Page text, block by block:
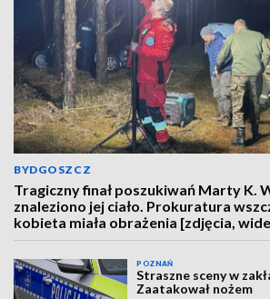
BYDGOSZCZ
Tragiczny finał poszukiwań Marty K.
znaleziono jej ciało. Prokuratura
kobieta miała obrażenia [zdjęcia,
POZNAŃ
Straszne sceny w
Zaatakował nożem